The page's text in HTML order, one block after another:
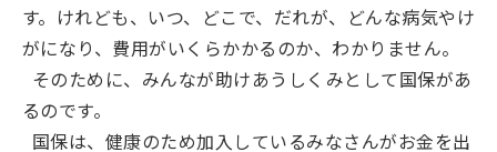
す。けれども、いつ、どこで、だれが、どんな病気やけ
がになり、費用がいくらかかるのか、わかりません。
そのために、みんなが助けあうしくみとして国保があ
るのです。
国保は、健康のため加入しているみなさんがお金を出